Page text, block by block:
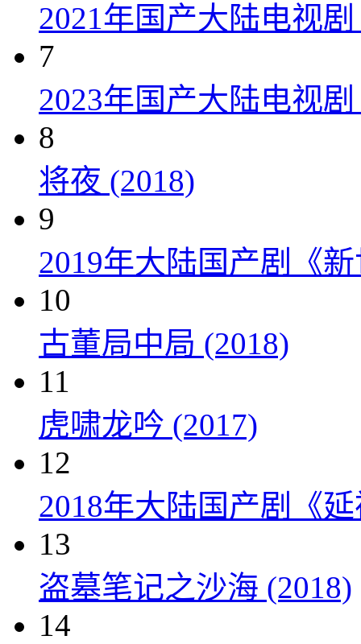
2021年国产大陆电视
7
2023年国产大陆电视
8
将夜 (2018)
9
2019年大陆国产剧《
10
古董局中局 (2018)
11
虎啸龙吟 (2017)
12
2018年大陆国产剧《
13
盗墓笔记之沙海 (2018)
14